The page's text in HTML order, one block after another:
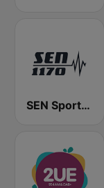
SEN Sports 1170 Sydney